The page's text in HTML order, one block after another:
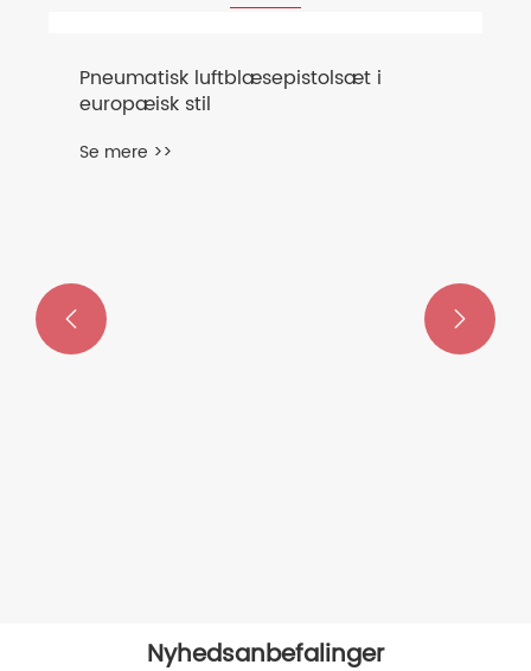
MMA Inverter Welder IGBT ARC M8
 
Nyhedsanbefalinger